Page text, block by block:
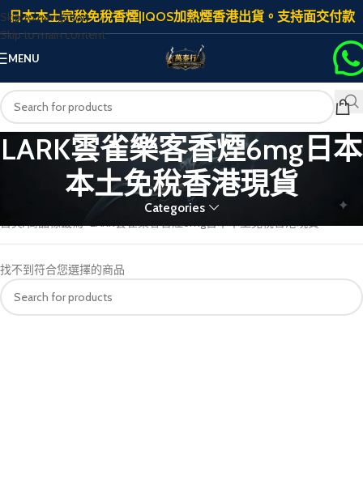
Skip to navigation
Skip to main content
日本本土完稅免稅香煙|IQOS加熱煙香港出貨。支持面交付款
MENU
LARK雲雀樂客香煙6mg日本
本土免稅香港現貨
Categories
首頁 商品標籤為 “LARK雲雀樂客香煙6mg日本本土免稅香港現貨”
找不到符合您選擇的商品